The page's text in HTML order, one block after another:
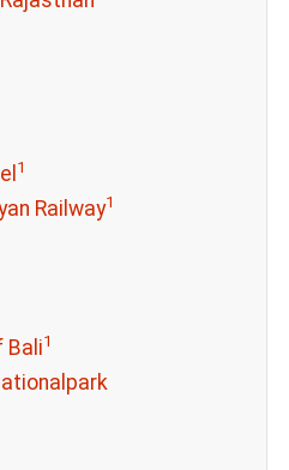
1
Railway1
Bali1